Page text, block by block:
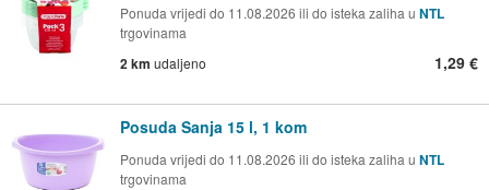
Ponuda vrijedi do 11.08.2026 ili do isteka zaliha u NTL
trgovinama
2 km udaljeno 1,29 €
Posuda Sanja 15 l, 1 kom
Ponuda vrijedi do 11.08.2026 ili do isteka zaliha u NTL
trgovinama